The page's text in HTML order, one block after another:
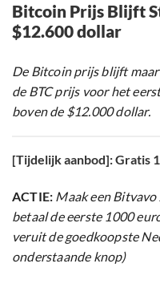
Bitcoin Prijs Blijft
$12.600 dollar
De Bitcoin prijs blijft
de BTC prijs voor het
boven de $12.000 dollar.
[Tijdelijk aanbod]: Gratis
ACTIE: Maak een
betaal de eerste 1000
veruit de goedkoopste
onderstaande knop)